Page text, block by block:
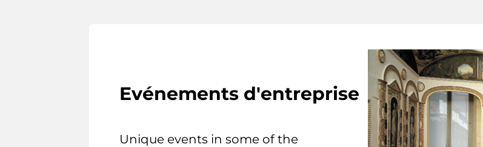
Evénements d'entreprise
Unique events in some of the